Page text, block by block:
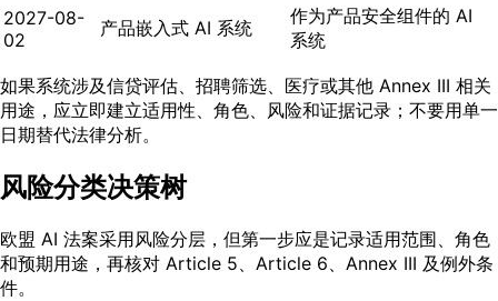
2027-08-
02
产品嵌入式 AI 系统
作为产品安全组件的 AI
系统
如果系统涉及信贷评估、招聘筛选、医疗或其他 Annex III 相关
用途，应立即建立适用性、角色、风险和证据记录；不要用单一
日期替代法律分析。
风险分类决策树
欧盟 AI 法案采用风险分层，但第一步应是记录适用范围、角色
和预期用途，再核对 Article 5、Article 6、Annex III 及例外条
件。